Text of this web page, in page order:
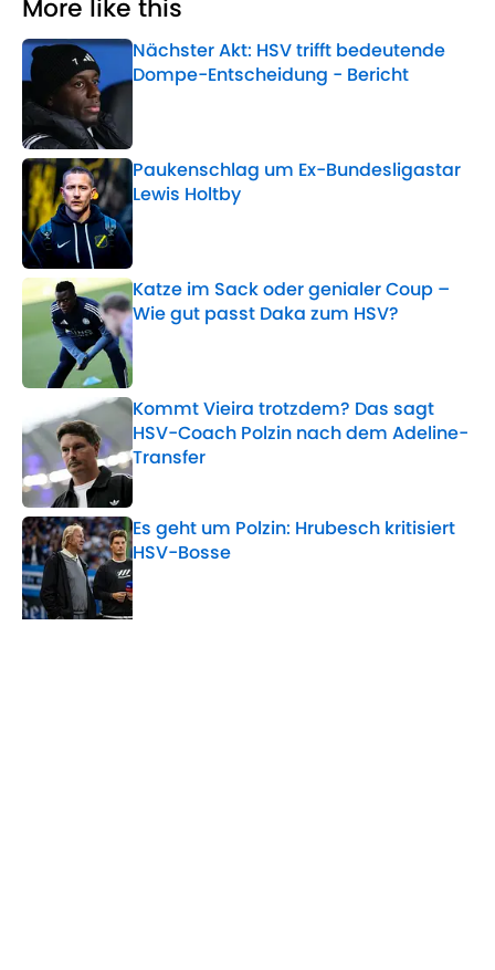
More like this
Nächster Akt: HSV trifft bedeutende
Dompe-Entscheidung - Bericht
Paukenschlag um Ex-Bundesligastar
Lewis Holtby
Published by on Invalid Date
Katze im Sack oder genialer Coup –
Wie gut passt Daka zum HSV?
Published by on Invalid Date
Kommt Vieira trotzdem? Das sagt
HSV-Coach Polzin nach dem Adeline-
Transfer
Published by on Invalid Date
Es geht um Polzin: Hrubesch kritisiert
HSV-Bosse
Published by on Invalid Date